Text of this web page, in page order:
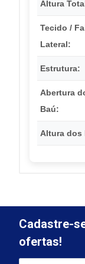
Altura
Tecido /
Lateral:
Estrutura:
Abertura
Baú:
Altura dos
Cadastre-
ofertas!